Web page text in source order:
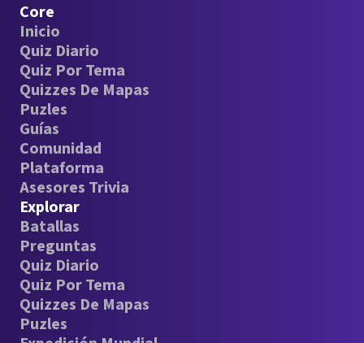
Core
Inicio
Quiz Diario
Quiz Por Tema
Quizzes De Mapas
Puzles
Guías
Comunidad
Plataforma
Asesores Trivia
Explorar
Batallas
Preguntas
Quiz Diario
Quiz Por Tema
Quizzes De Mapas
Puzles